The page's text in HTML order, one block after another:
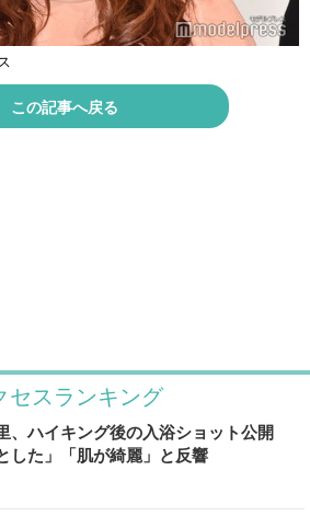
この記事へ戻る
セスランキング
、ハイキング後の入浴ショット公開
した」「肌が綺麗」と反響